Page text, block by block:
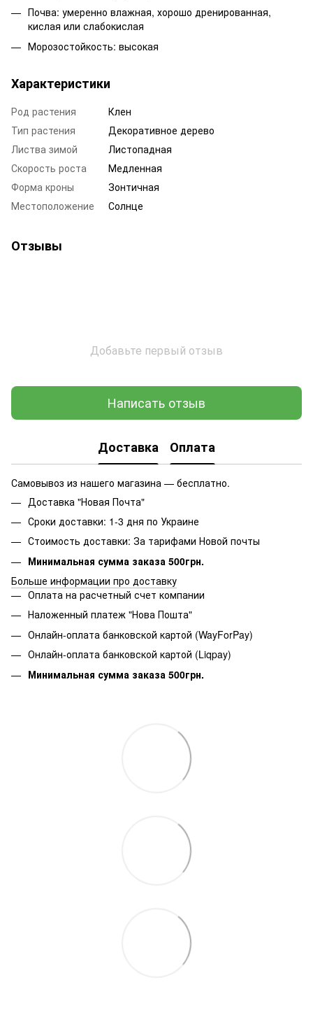
Почва: умеренно влажная, хорошо дренированная,
кислая или слабокислая
Морозостойкость: высокая
Характеристики
Род растения
Клен
Тип растения
Декоративное дерево
Листва зимой
Листопадная
Скорость роста
Медленная
Форма кроны
Зонтичная
Местоположение
Солнце
Отзывы
Добавьте первый отзыв
Написать отзыв
Доставка Оплата
Самовывоз из нашего магазина — бесплатно.
Доставка "Новая Почта"
Сроки доставки: 1-3 дня по Украине
Стоимость доставки: За тарифами Новой почты
Минимальная сумма заказа 500грн.
Больше информации про доставку
Оплата на расчетный счет компании
Наложенный платеж "Нова Пошта"
Онлайн-оплата банковской картой (WayForPay)
Онлайн-оплата банковской картой (Liqpay)
Минимальная сумма заказа 500грн.